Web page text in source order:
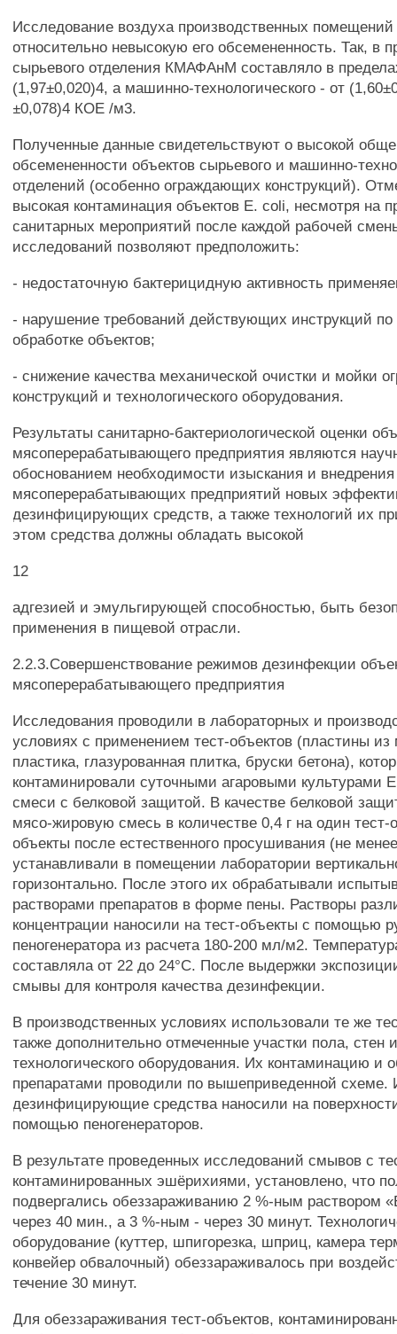
Исследование воздуха производственных помещений
относительно невысокую его обсемененность. Так, в
сырьевого отделения КМАФАнМ составляло в
(1,97±0,020)4, а машинно-технологического - от
±0,078)4 КОЕ /м3.
Полученные данные свидетельствуют о высокой
обсемененности объектов сырьевого и машинно-
отделений (особенно ограждающих конструкций).
высокая контаминация объектов Е. coli, несмотря на
санитарных мероприятий после каждой рабочей
исследований позволяют предположить:
- недостаточную бактерицидную активность
- нарушение требований действующих инструкций по
обработке объектов;
- снижение качества механической очистки и мойки
конструкций и технологического оборудования.
Результаты санитарно-бактериологической оценки
мясоперерабатывающего предприятия являются
обоснованием необходимости изыскания и внедрения
мясоперерабатывающих предприятий новых
дезинфицирующих средств, а также технологий их
этом средства должны обладать высокой
12
адгезией и эмульгирующей способностью, быть
применения в пищевой отрасли.
2.2.3.Совершенствование режимов дезинфекции
мясоперерабатывающего предприятия
Исследования проводили в лабораторных и
условиях с применением тест-объектов (пластины из
пластика, глазурованная плитка, бруски бетона),
контаминировали суточными агаровыми культурами
смеси с белковой защитой. В качестве белковой
мясо-жировую смесь в количестве 0,4 г на один тест-
объекты после естественного просушивания (не
устанавливали в помещении лаборатории
горизонтально. После этого их обрабатывали
растворами препаратов в форме пены. Растворы
концентрации наносили на тест-объекты с помощью
пеногенератора из расчета 180-200 мл/м2.
составляла от 22 до 24°С. После выдержки
смывы для контроля качества дезинфекции.
В производственных условиях использовали те же
также дополнительно отмеченные участки пола, стен
технологического оборудования. Их контаминацию и
препаратами проводили по вышеприведенной
дезинфицирующие средства наносили на
помощью пеногенераторов.
В результате проведенных исследований смывов с
контаминированных эшёрихиями, установлено, что
подвергались обеззараживанию 2 %-ным раствором
через 40 мин., а 3 %-ным - через 30 минут.
оборудование (куттер, шпигорезка, шприц, камера
конвейер обвалочный) обеззараживалось при
течение 30 минут.
Для обеззараживания тест-объектов,